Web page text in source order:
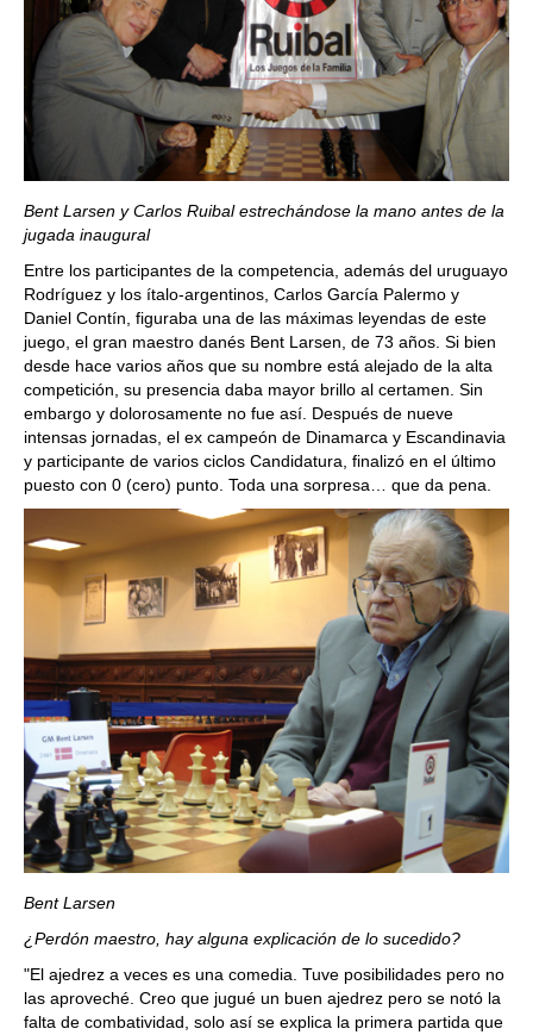
Bent Larsen y Carlos Ruibal estrechándose la mano antes de la
jugada inaugural
Entre los participantes de la competencia, además del uruguayo
Rodríguez y los ítalo-argentinos, Carlos García Palermo y
Daniel Contín, figuraba una de las máximas leyendas de este
juego, el gran maestro danés Bent Larsen, de 73 años. Si bien
desde hace varios años que su nombre está alejado de la alta
competición, su presencia daba mayor brillo al certamen. Sin
embargo y dolorosamente no fue así. Después de nueve
intensas jornadas, el ex campeón de Dinamarca y Escandinavia
y participante de varios ciclos Candidatura, finalizó en el último
puesto con 0 (cero) punto. Toda una sorpresa… que da pena.
Bent Larsen
¿Perdón maestro, hay alguna explicación de lo sucedido?
"El ajedrez a veces es una comedia. Tuve posibilidades pero no
las aproveché. Creo que jugué un buen ajedrez pero se notó la
falta de combatividad, solo así se explica la primera partida que